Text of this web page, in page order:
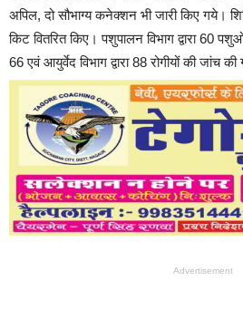
अपिल, दो सौभाग्य कनेक्शन भी जारी किए गये।
किट वितरित किए। पशुपालन विभाग द्वारा 60 पशुओं
66 एवं आयुर्वेद विभाग द्वारा 88 रोगीयों की जांच की
Advertisement